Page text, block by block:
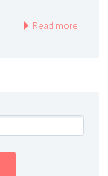
Read more